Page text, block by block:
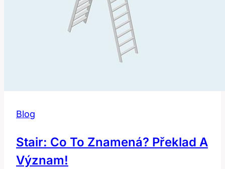
Blog
Stair: Co To Znamená? Překlad A
Význam!